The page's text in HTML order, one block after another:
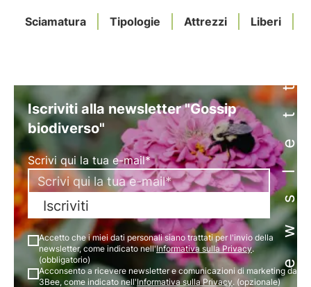
Sciamatura Tipologie Attrezzi LiberiNewsletter
Iscriviti alla newsletter "Gossip
biodiverso"
Scrivi qui la tua e-mail*
Iscriviti
Accetto che i miei dati personali siano trattati per l'invio della
newsletter, come indicato nell'Informativa sulla Privacy.
(obbligatorio)
Acconsento a ricevere newsletter e comunicazioni di marketing da
3Bee, come indicato nell'Informativa sulla Privacy. (opzionale)